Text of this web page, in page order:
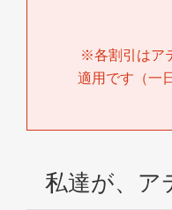
※各割引はア
適用です（一
私達が、ア